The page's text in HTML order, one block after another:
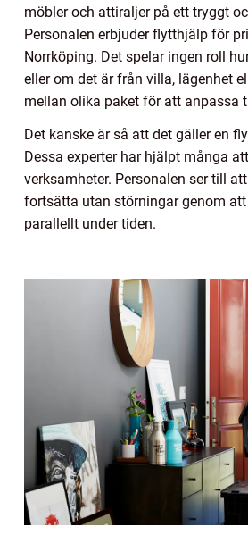
möbler och attiraljer på ett tryggt
Personalen erbjuder flytthjälp för
Norrköping. Det spelar ingen roll
eller om det är från villa, lägenhet
mellan olika paket för att anpassa
Det kanske är så att det gäller en
Dessa experter har hjälpt många
verksamheter. Personalen ser till
fortsätta utan störningar genom
parallellt under tiden.